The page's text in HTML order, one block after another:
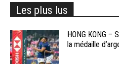
Les plus lus
HONG KONG –
la médaille